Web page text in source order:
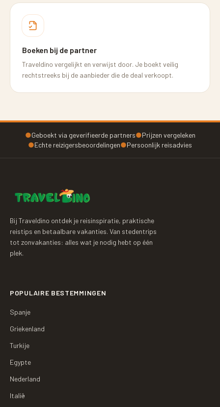
Boeken bij de partner
Traveldino vergelijkt en verwijst door. Je boekt veilig
rechtstreeks bij de aanbieder die de deal verkoopt.
●Geboekt via geverifieerde partners●Prijzen vergeleken
●Echte reizigersbeoordelingen●Persoonlijk reisadvies
Bij Traveldino ontdek je reisinspiratie, praktische
reistips en betaalbare vakanties. Van stedentrips
tot zonvakanties: alles wat je nodig hebt op één
plek.
POPULAIRE BESTEMMINGEN
Spanje
Griekenland
Turkije
Egypte
Nederland
Italië